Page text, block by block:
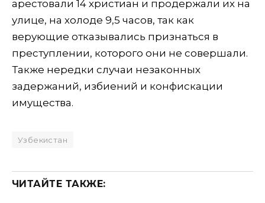
арестовали 14 христиан и продержали их на
улице, на холоде 9,5 часов, так как
верующие отказывались признаться в
преступлении, которого они не совершали.
Также нередки случаи незаконных
задержаний, избиений и конфискации
имущества.
Узбекистан
ЧИТАЙТЕ ТАКЖЕ: